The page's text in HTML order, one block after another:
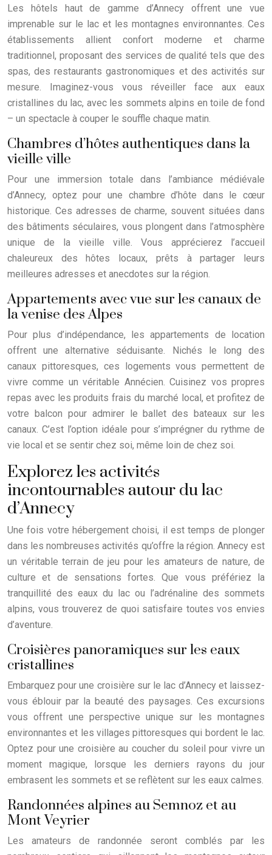
Les hôtels haut de gamme d’Annecy offrent une vue
imprenable sur le lac et les montagnes environnantes. Ces
établissements allient confort moderne et charme
traditionnel, proposant des services de qualité tels que des
spas, des restaurants gastronomiques et des activités sur
mesure. Imaginez-vous vous réveiller face aux eaux
cristallines du lac, avec les sommets alpins en toile de fond
– un spectacle à couper le souffle chaque matin.
Chambres d’hôtes authentiques dans la
vieille ville
Pour une immersion totale dans l’ambiance médiévale
d’Annecy, optez pour une chambre d’hôte dans le cœur
historique. Ces adresses de charme, souvent situées dans
des bâtiments séculaires, vous plongent dans l’atmosphère
unique de la vieille ville. Vous apprécierez l’accueil
chaleureux des hôtes locaux, prêts à partager leurs
meilleures adresses et anecdotes sur la région.
Appartements avec vue sur les canaux de
la venise des Alpes
Pour plus d’indépendance, les appartements de location
offrent une alternative séduisante. Nichés le long des
canaux pittoresques, ces logements vous permettent de
vivre comme un véritable Annécien. Cuisinez vos propres
repas avec les produits frais du marché local, et profitez de
votre balcon pour admirer le ballet des bateaux sur les
canaux. C’est l’option idéale pour s’imprégner du rythme de
vie local et se sentir chez soi, même loin de chez soi.
Explorez les activités
incontournables autour du lac
d’Annecy
Une fois votre hébergement choisi, il est temps de plonger
dans les nombreuses activités qu’offre la région. Annecy est
un véritable terrain de jeu pour les amateurs de nature, de
culture et de sensations fortes. Que vous préfériez la
tranquillité des eaux du lac ou l’adrénaline des sommets
alpins, vous trouverez de quoi satisfaire toutes vos envies
d’aventure.
Croisières panoramiques sur les eaux
cristallines
Embarquez pour une croisière sur le lac d’Annecy et laissez-
vous éblouir par la beauté des paysages. Ces excursions
vous offrent une perspective unique sur les montagnes
environnantes et les villages pittoresques qui bordent le lac.
Optez pour une croisière au coucher du soleil pour vivre un
moment magique, lorsque les derniers rayons du jour
embrasent les sommets et se reflètent sur les eaux calmes.
Randonnées alpines au Semnoz et au
Mont Veyrier
Les amateurs de randonnée seront comblés par les